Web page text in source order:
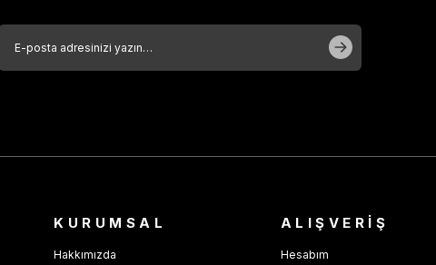
KURUMSAL
Hakkımızda
ALIŞVERİŞ
Hesabım